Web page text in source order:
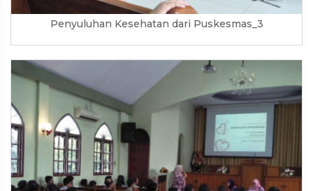
Penyuluhan Kesehatan dari Puskesmas_3